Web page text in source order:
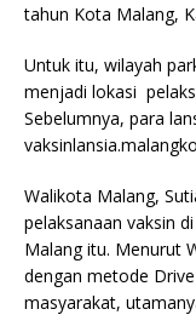
tahun Kota Malang,
Untuk itu, wilayah
menjadi lokasi
Sebelumnya, para
Walikota Malang,
pelaksanaan vaksin
Malang itu. Menurut
dengan metode
masyarakat,